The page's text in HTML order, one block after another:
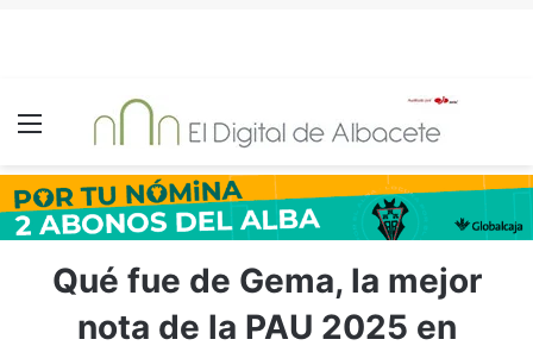
Menú
Qué fue de Gema, la mejor
nota de la PAU 2025 en